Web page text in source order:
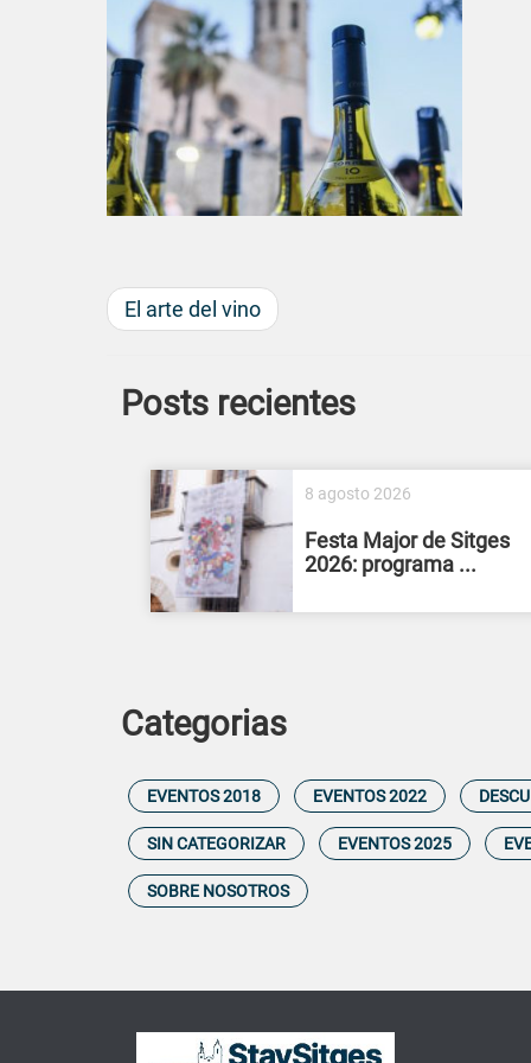
El arte del vino
Posts recientes
8 agosto 2026
Festa Major de Sitges
2026: programa ...
Categorias
EVENTOS 2018 EVENTOS 2022
SIN CATEGORIZAR EVENTOS 2025
SOBRE NOSOTROS